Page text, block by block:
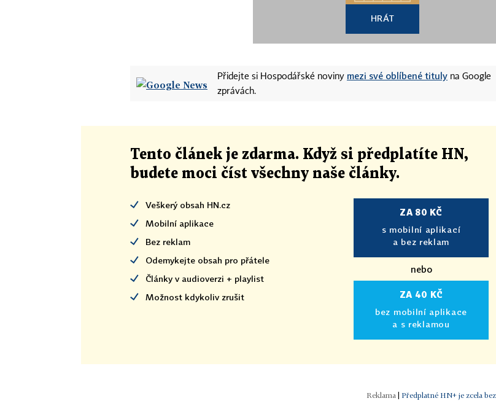
HRÁT
Přidejte si Hospodářské noviny mezi své oblíbené tituly na Google
zprávách.
Tento článek je zdarma. Když si předplatíte HN,
budete moci číst všechny naše články.
Veškerý obsah HN.cz
Mobilní aplikace
Bez reklam
Odemykejte obsah pro přátele
Články v audioverzi + playlist
Možnost kdykoliv zrušit
ZA 80 KČ
s mobilní aplikací
a bez reklam
nebo
ZA 40 KČ
bez mobilní aplikace
a s reklamou
| Předplatné HN+ je zcela